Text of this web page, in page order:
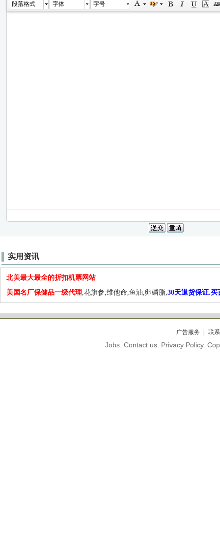
段落格式 字体 字号
实用资讯
北美最大最全的折扣机票网站
美国名厂保健品一级代理,花旗参,维他命,鱼油,卵磷脂,30天退货保证.买
广告服务 联
Jobs. Contact us. Privacy Policy.